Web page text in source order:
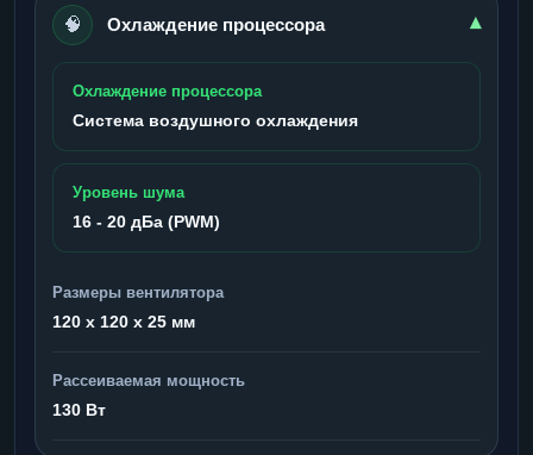
🧠 Охлаждение процессора ▾
Охлаждение процессора
Система воздушного охлаждения
Уровень шума
16 - 20 дБа (PWM)
Размеры вентилятора
120 x 120 x 25 мм
Рассеиваемая мощность
130 Вт